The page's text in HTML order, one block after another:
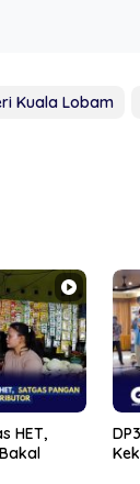
Kuala Lobam
HET,